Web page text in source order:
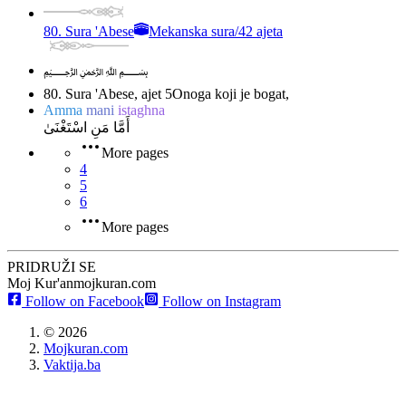
80. Sura 'Abese Mekanska sura/42 ajeta
﷽
80. Sura 'Abese, ajet 5Onoga koji je bogat,
Amma mani istaghna
أَمَّا مَنِ اسْتَغْنَىٰ
More pages
4
5
6
More pages
PRIDRUŽI SE
Moj Kur'anmojkuran.com
Follow on Facebook
Follow on Instagram
© 2026
Mojkuran.com
Vaktija.ba